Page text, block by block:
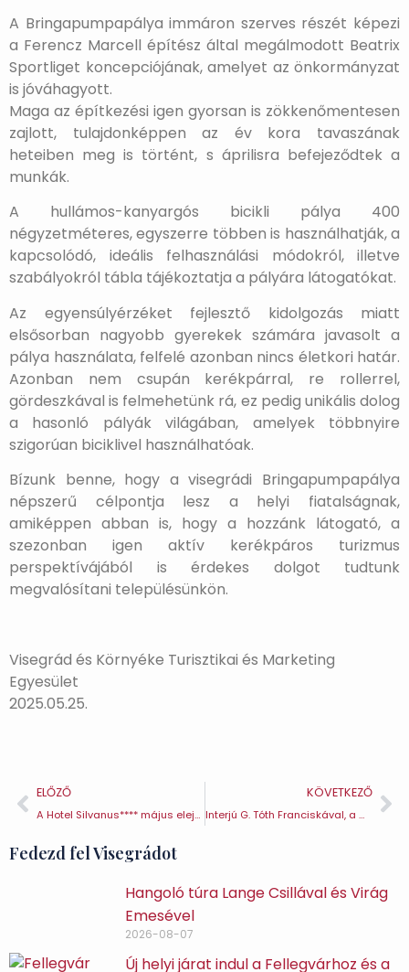
A Bringapumpapálya immáron szerves részét képezi
a Ferencz Marcell építész által megálmodott Beatrix
Sportliget koncepciójának, amelyet az önkormányzat
is jóváhagyott.
Maga az építkezési igen gyorsan is zökkenőmentesen
zajlott, tulajdonképpen az év kora tavaszának
heteiben meg is történt, s áprilisra befejeződtek a
munkák.
A hullámos-kanyargós bicikli pálya 400
négyzetméteres, egyszerre többen is használhatják, a
kapcsolódó, ideális felhasználási módokról, illetve
szabályokról tábla tájékoztatja a pályára látogatókat.
Az egyensúlyérzéket fejlesztő kidolgozás miatt
elsősorban nagyobb gyerekek számára javasolt a
pálya használata, felfelé azonban nincs életkori határ.
Azonban nem csupán kerékpárral, re rollerrel,
gördeszkával is felmehetünk rá, ez pedig unikális dolog
a hasonló pályák világában, amelyek többnyire
szigorúan biciklivel használhatóak.
Bízunk benne, hogy a visegrádi Bringapumpapálya
népszerű célpontja lesz a helyi fiatalságnak,
amiképpen abban is, hogy a hozzánk látogató, a
szezonban igen aktív kerékpáros turizmus
perspektívájából is érdekes dolgot tudtunk
megvalósítani településünkön.
Visegrád és Környéke Turisztikai és Marketing
Egyesület
2025.05.25.
ELŐZŐ
A Hotel Silvanus**** május elején újra megnyitotta kapuit
KÖVETKEZŐ
Interjú G. Tóth Franciskával, a Magyar Nemzeti Múzeum Babits Mihály Emlékházának irodalmi muzeológusával
Fedezd fel Visegrádot
Hangoló túra Lange Csillával és Virág
Emesével
2026-08-07
Új helyi járat indul a Fellegvárhoz és a